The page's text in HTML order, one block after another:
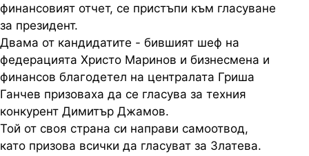
финансовият отчет, се пристъпи към гласуване
за президент.
Двама от кандидатите - бившият шеф на
федерацията Христо Маринов и бизнесмена и
финансов благодетел на централата Гриша
Ганчев призоваха да се гласува за техния
конкурент Димитър Джамов.
Той от своя страна си направи самоотвод,
като призова всички да гласуват за Златева.